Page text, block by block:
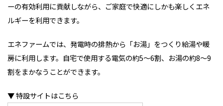
ーの有効利用に貢献しながら、ご家庭で快適にしかも楽しくエネ
ルギーを利用できます。
エネファームでは、発電時の排熱から「お湯」をつくり給湯や暖
房に利用します。自宅で使用する電気の約5～6割、お湯の約8～9
割をまかなうことができます。
▼ 特設サイトはこちら